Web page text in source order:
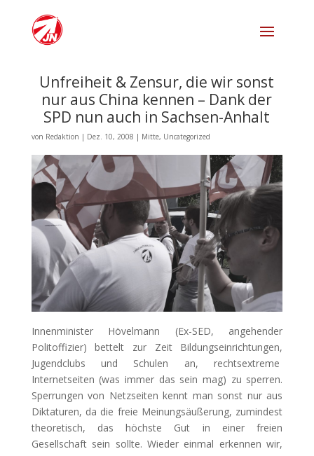
Unfreiheit & Zensur, die wir sonst
nur aus China kennen – Dank der
SPD nun auch in Sachsen-Anhalt
von Redaktion | Dez. 10, 2008 | Mitte, Uncategorized
Innenminister Hövelmann (Ex-SED, angehender
Politoffizier) bettelt zur Zeit Bildungseinrichtungen,
Jugendclubs und Schulen an, rechtsextreme
Internetseiten (was immer das sein mag) zu sperren.
Sperrungen von Netzseiten kennt man sonst nur aus
Diktaturen, da die freie Meinungsäußerung, zumindest
theoretisch, das höchste Gut in einer freien
Gesellschaft sein sollte. Wieder einmal erkennen wir,